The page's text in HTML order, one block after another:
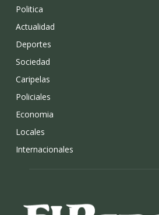
Politica
Actualidad
Deportes
Sociedad
Caripelas
Policiales
Economia
Locales
Internacionales